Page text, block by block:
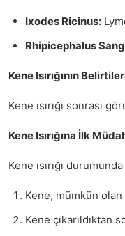
Ixodes Ricinus:
Rhipicephalus
Kene Isırığının
Kene ısırığı sonrası
Kene Isırığına İlk
Kene ısırığı
Kene, mümkün olan
Kene çıkarıldıktan